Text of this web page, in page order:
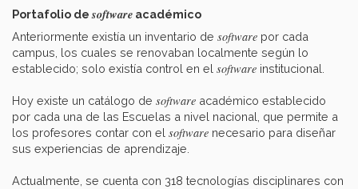
Portafolio de software académico
Anteriormente existía un inventario de software por cada
campus, los cuales se renovaban localmente según lo
establecido; solo existía control en el software institucional.
Hoy existe un catálogo de software académico establecido
por cada una de las Escuelas a nivel nacional, que permite a
los profesores contar con el software necesario para diseñar
sus experiencias de aprendizaje.
Actualmente, se cuenta con 318 tecnologías disciplinares con